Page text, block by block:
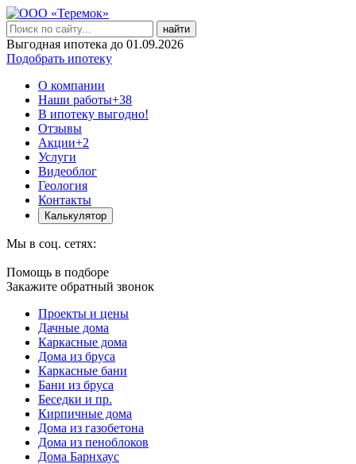
найти
Выгодная ипотека до 01.09.2026
Подобрать ипотеку
О компании
Наши работы+38
В ипотеку выгодно!
Отзывы
Акции+2
Услуги
Видеоблог
Геология
Контакты
Калькулятор
Мы в соц. сетях:
Помощь в подборе
Закажите обратный звонок
Проекты и цены
Дачные дома
Каркасные дома
Дома из бруса
Каркасные бани
Бани из бруса
Беседки и пр.
Кирпичные дома
Дома из газобетона
Дома из пеноблоков
Дома Барнхаус